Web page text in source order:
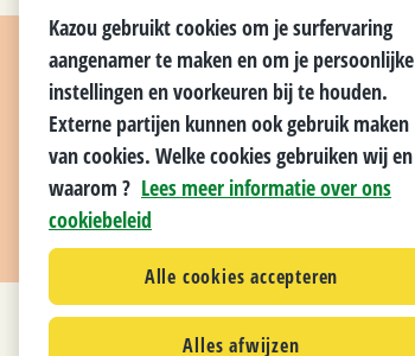
Kazou gebruikt cookies om je surfervaring
aangenamer te maken en om je persoonlijke
instellingen en voorkeuren bij te houden.
Externe partijen kunnen ook gebruik maken
van cookies. Welke cookies gebruiken wij en
waarom ? Lees meer informatie over ons
cookiebeleid
Alle cookies accepteren
Alles afwijzen